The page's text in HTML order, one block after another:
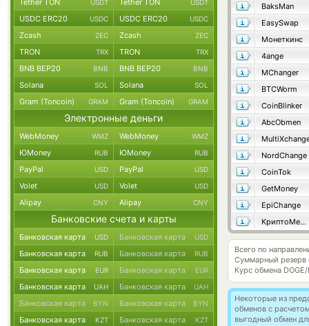
BaksMan
EasySwap
Монеткинс
4ange
MChanger
BTCWorm
CoinBlinker
AbcObmen
NordChange
CoinTok
GetMoney
EpiChange
КриптоМенялка
Всего по
Суммарный резерв
Курс обмена
Некоторые из
обменов с
выгодный обмен
Tether TON USDT Tether TON USDT
USDC ERC20 USDC USDC ERC20 USDC
Zcash ZEC Zcash ZEC
TRON TRX TRON TRX
BNB BEP20 BNB BNB BEP20 BNB
Solana SOL Solana SOL
Gram (Toncoin) GRAM Gram (Toncoin) GRAM
Электронные деньги
WebMoney WMZ WebMoney WMZ
ЮMoney RUB ЮMoney RUB
PayPal USD PayPal USD
Volet USD Volet USD
Alipay CNY Alipay CNY
Банковские счета и карты
Банковская карта USD Банковская карта USD
Банковская карта RUB Банковская карта RUB
Банковская карта EUR Банковская карта EUR
Банковская карта UAH Банковская карта UAH
Банковская карта BYN Банковская карта BYN
Банковская карта KZT Банковская карта KZT